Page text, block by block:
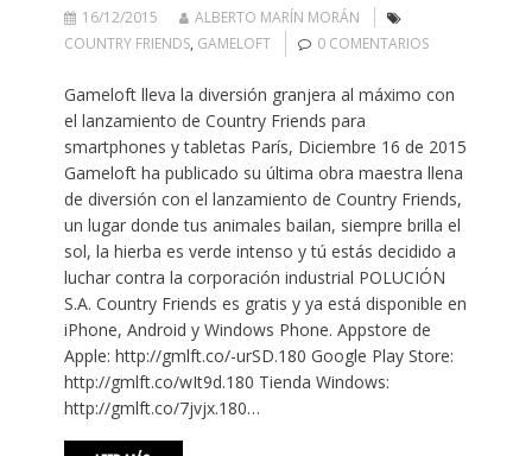
16/12/2015
ALBERTO MARÍN MORÁN
COUNTRY FRIENDS, GAMELOFT 0 COMENTARIOS
Gameloft lleva la diversión granjera al máximo con
el lanzamiento de Country Friends para
smartphones y tabletas París, Diciembre 16 de 2015
Gameloft ha publicado su última obra maestra llena
de diversión con el lanzamiento de Country Friends,
un lugar donde tus animales bailan, siempre brilla el
sol, la hierba es verde intenso y tú estás decidido a
luchar contra la corporación industrial POLUCIÓN
S.A. Country Friends es gratis y ya está disponible en
iPhone, Android y Windows Phone. Appstore de
Apple: http://gmlft.co/-urSD.180 Google Play Store:
http://gmlft.co/wIt9d.180 Tienda Windows:
http://gmlft.co/7jvjx.180…